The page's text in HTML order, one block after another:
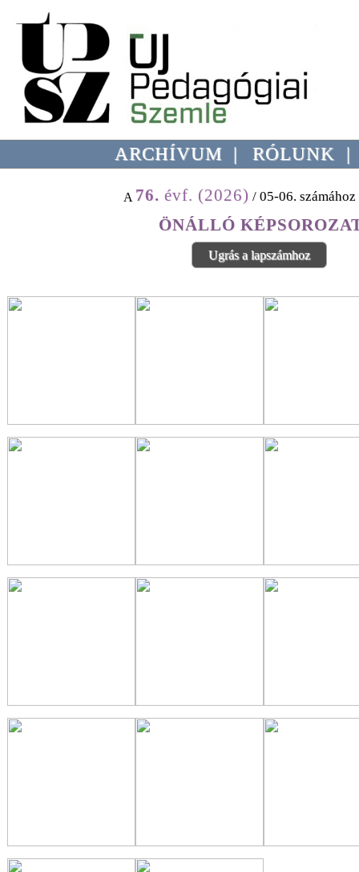
ARCHÍVUM | RÓLUNK
A 76. évf. (2026) / 05-06.
ÖNÁLLÓ
Ugrás a lapszámhoz